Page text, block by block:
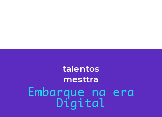
talentos
mesttra
Embarque na era
Digital